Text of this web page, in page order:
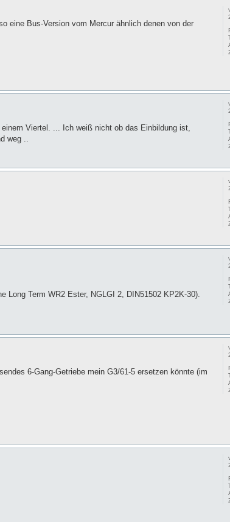
eine Bus-Version vom Mercur ähnlich denen von der
Viertel. ... Ich weiß nicht ob das Einbildung ist,
weg ..
Term WR2 Ester, NGLGI 2, DIN51502 KP2K-30).
6-Gang-Getriebe mein G3/61-5 ersetzen könnte (im